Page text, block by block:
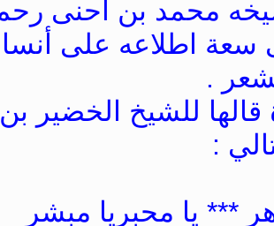
محمد بن أحنى
اطلاعه على
.
ﻟﻠﺸﻴﺦ
:
*** ﻳﺎ ﻣﺤﺒﺮﻳﺎ مبشر